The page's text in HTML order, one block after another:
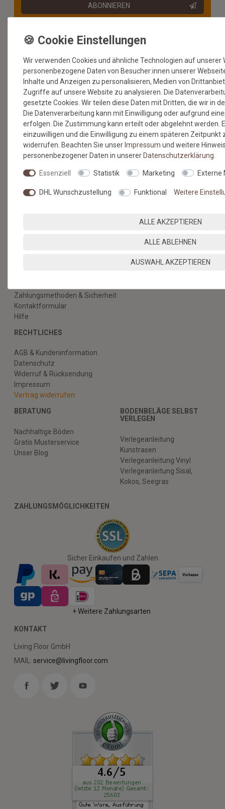
ABONNIEREN
* Mit der Anmeldung für den Newsletter erklären Sie sich damit
Sortiment per E-Mail zuschicken. Den Newsletter können Sie jederzeit
kostenlos wieder abmelden.
BESUCHEN SIE AUCH
UNSEREN BLOG
Alles über unsere Produkte, Verlegetipps und neueste
Entdeckungen.
Zahlungsmethoden & Sicherheit
Kontaktformular
Hilfe
RECHTLICHES
AGB & Kundeninformation
Datenschutz
Widerruf & Rücksendung
Impressum
Vertrag widerrufen
BERATUNG
Nachhaltige Böden
Gratis Musterservice
Unser Blog
BODENBELÄGE SELBST
VERLEGEN
Verlegeanleitung
Kunstrasen
Verlegeanleitung Vinyl
Verlegeanleitung Sisal,
Kokos, Seegras
ZAHLUNGSMÖGLICHKEITEN
Sicher Einkaufen und Zahlen
+ Weitere Zahlungsarten
KONTAKT
Living Floor GmbH
MAIL: service@livingfloor.com
Wir verwenden Cookies und ähnliche Technologien auf unserer
personenbezogene Daten von Besucher:innen unserer
Inhalte und Anzeigen zu personalisieren, Medien von
Zugriffe auf unsere Website zu analysieren. Die
gesetzte Cookies. Wir teilen diese Daten mit Dritten, die wir in
Die Datenverarbeitung kann mit Einwilligung oder aufgrund
erfolgen. Die Zustimmung kann erteilt oder abgelehnt werden.
einzuwilligen und die Einwilligung zu einem späteren Zeitpunkt
widerrufen. Beachten Sie unserImpressum und weitere
personenbezogener Daten in unsererDaten­schutz­erklärung
Essenziell Statistik Marketing Externe
DHL Wunschzustellung Funktional Weitere
ALLE AKZEPTIEREN
ALLE ABLEHNEN
AUSWAHL AKZEPTIEREN